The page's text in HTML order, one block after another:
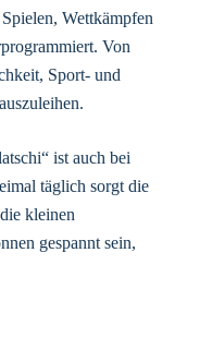
Wettkämpfen
Von
Sport- und
ist auch bei
täglich sorgt die
kleinen
gespannt sein,